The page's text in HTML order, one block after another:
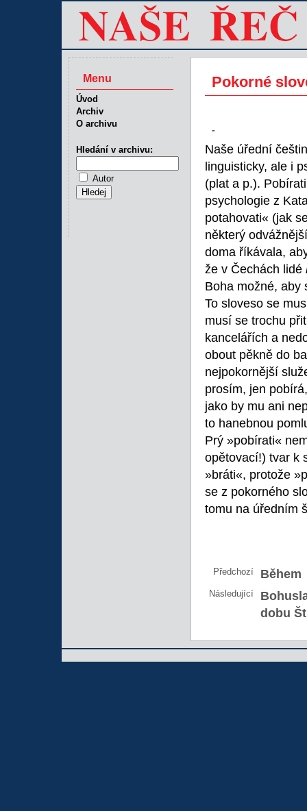
Pokorné
-
Naše úřední
linguisticky, ale i
(plat a p.).
psychologie z
potahovati« (jak
některý
doma říkávala,
že v Čechách lidé
Boha možné,
To sloveso se
musí se trochu
kancelářích a
obout pěkně do
nejpokornější
prosím, jen
jako by mu ani
to hanebnou
Prý »pobírati«
opětovací!) tvar k
»bráti«, protože
se z pokorného
tomu na úředním
Předchozí Během
Následující
dobu
Menu
Úvod
Archiv
O archivu
Hledání v archivu:
Autor